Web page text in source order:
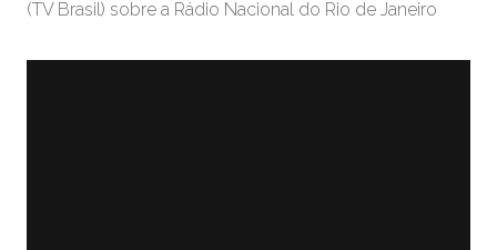
(TV Brasil) sobre a Rádio Nacional do Rio de Janeiro